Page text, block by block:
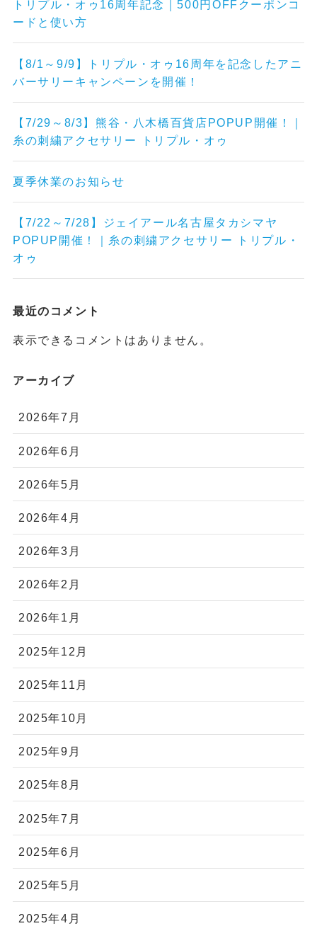
トリプル・オゥ16周年記念｜500円OFFクーポンコ
ードと使い方
【8/1～9/9】トリプル・オゥ16周年を記念したアニ
バーサリーキャンペーンを開催！
【7/29～8/3】熊谷・八木橋百貨店POPUP開催！｜
糸の刺繍アクセサリー トリプル・オゥ
夏季休業のお知らせ
【7/22～7/28】ジェイアール名古屋タカシマヤ
POPUP開催！｜糸の刺繍アクセサリー トリプル・
オゥ
最近のコメント
表示できるコメントはありません。
アーカイブ
2026年7月
2026年6月
2026年5月
2026年4月
2026年3月
2026年2月
2026年1月
2025年12月
2025年11月
2025年10月
2025年9月
2025年8月
2025年7月
2025年6月
2025年5月
2025年4月